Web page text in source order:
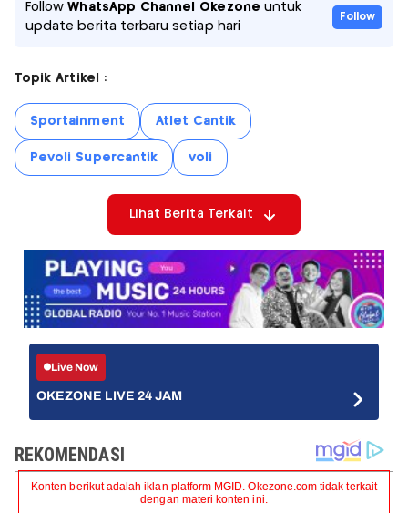
FollowWhatsApp Channel Okezone untuk
update berita terbaru setiap hari
Follow
Topik Artikel :
Sportainment Atlet Cantik
Pevoli Supercantik voli
Lihat Berita Terkait
Live Now
OKEZONE LIVE 24 JAM